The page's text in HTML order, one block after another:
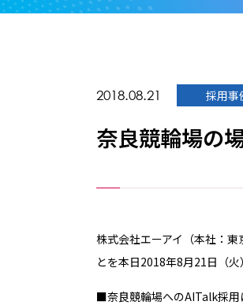
2018.08.21 採用事
奈良競輪場の
株式会社エーアイ（本社：
とを本日2018年8月21日（火
■奈良競輪場へのAITalk採用